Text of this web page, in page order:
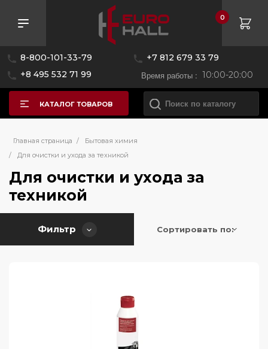
8-800-101-33-79
+7 812 679 33 79
+8 495 532 71 99
Время работы : 10:00-20:00
0
КАТАЛОГ ТОВАРОВ
Главная страница /
Бытовая химия
/
Для очистки и ухода за техникой
Для очистки и ухода за
техникой
Фильтр
Розничная цена
—
Бренд
BORK
Hiberg
Kaffit
Korting
Страна производитель
Германия
Нидерланды
Применить
Сортировать по: